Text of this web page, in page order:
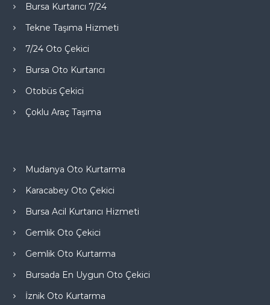
Bursa Kurtarıcı 7/24
Tekne Taşıma Hizmeti
7/24 Oto Çekici
Bursa Oto Kurtarıcı
Otobüs Çekici
Çoklu Araç Taşıma
Mudanya Oto Kurtarma
Karacabey Oto Çekici
Bursa Acil Kurtarıcı Hizmeti
Gemlik Oto Çekici
Gemlik Oto Kurtarma
Bursada En Uygun Oto Çekici
İznik Oto Kurtarma